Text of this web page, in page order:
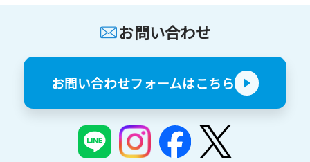
お問い合わせ
お問い合わせフォームはこちら